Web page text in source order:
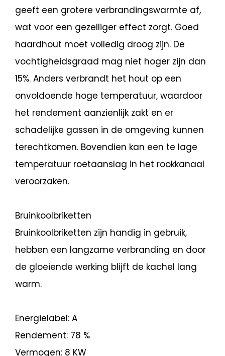
geeft een grotere verbrandingswarmte af,
wat voor een gezelliger effect zorgt. Goed
haardhout moet volledig droog zijn. De
vochtigheidsgraad mag niet hoger zijn dan
15%. Anders verbrandt het hout op een
onvoldoende hoge temperatuur, waardoor
het rendement aanzienlijk zakt en er
schadelijke gassen in de omgeving kunnen
terechtkomen. Bovendien kan een te lage
temperatuur roetaanslag in het rookkanaal
veroorzaken.
Bruinkoolbriketten
Bruinkoolbriketten zijn handig in gebruik,
hebben een langzame verbranding en door
de gloeiende werking blijft de kachel lang
warm.
Energielabel: A
Rendement: 78 %
Vermogen: 8 KW